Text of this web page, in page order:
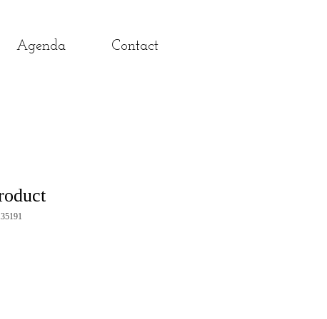
Agenda Contact